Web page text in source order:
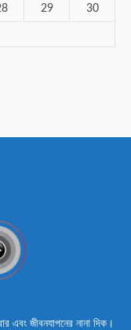
29 30
এবং জীবনযাপনের নানা দিক।